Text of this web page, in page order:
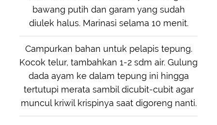
bawang putih dan garam yang sudah
diulek halus. Marinasi selama 10 menit.
Campurkan bahan untuk pelapis tepung.
Kocok telur, tambahkan 1-2 sdm air. Gulung
dada ayam ke dalam tepung ini hingga
tertutupi merata sambil dicubit-cubit agar
muncul kriwil krispinya saat digoreng nanti.